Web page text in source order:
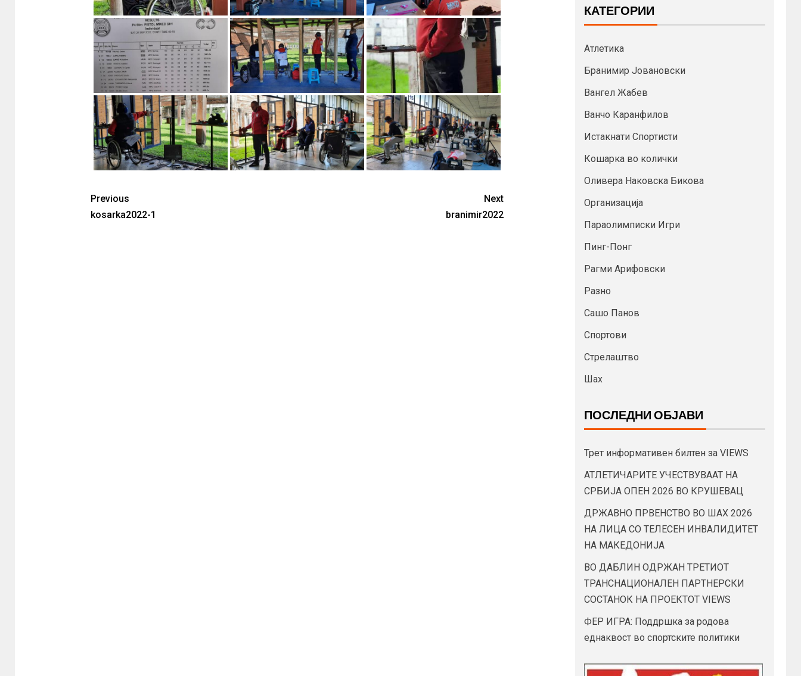
Previous
kosarka2022-1
Next
branimir2022
КАТЕГОРИИ
Атлетика
Бранимир Јовановски
Вангел Жабев
Ванчо Каранфилов
Истакнати Спортисти
Кошарка во колички
Оливера Наковска Бикова
Организација
Параолимписки Игри
Пинг-Понг
Рагми Арифовски
Разно
Сашо Панов
Спортови
Стрелаштво
Шах
ПОСЛЕДНИ ОБЈАВИ
Трет информативен билтен за VIEWS
АТЛЕТИЧАРИТЕ УЧЕСТВУВААТ НА
СРБИЈА ОПЕН 2026 ВО КРУШЕВАЦ
ДРЖАВНО ПРВЕНСТВО ВО ШАХ 2026
НА ЛИЦА СО ТЕЛЕСЕН ИНВАЛИДИТЕТ
НА МАКЕДОНИЈА
ВО ДАБЛИН ОДРЖАН ТРЕТИОТ
ТРАНСНАЦИОНАЛЕН ПАРТНЕРСКИ
СОСТАНОК НА ПРОЕКТОТ VIEWS
ФЕР ИГРА: Поддршка за родова
еднаквост во спортските политики